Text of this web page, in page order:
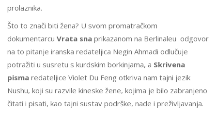
prolaznika.
Što to znači biti žena? U svom promatračkom
dokumentarcu Vrata sna prikazanom na Berlinaleu odgovor
na to pitanje iranska redateljica Negin Ahmadi odlučuje
potražiti u susretu s kurdskim borkinjama, a Skrivena
pisma redateljice Violet Du Feng otkriva nam tajni jezik
Nushu, koji su razvile kineske žene, kojima je bilo zabranjeno
čitati i pisati, kao tajni sustav podrške, nade i preživljavanja.